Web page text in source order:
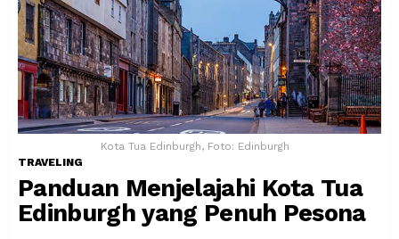
Kota Tua Edinburgh, Foto: Edinburgh
TRAVELING
Panduan Menjelajahi Kota Tua
Edinburgh yang Penuh Pesona